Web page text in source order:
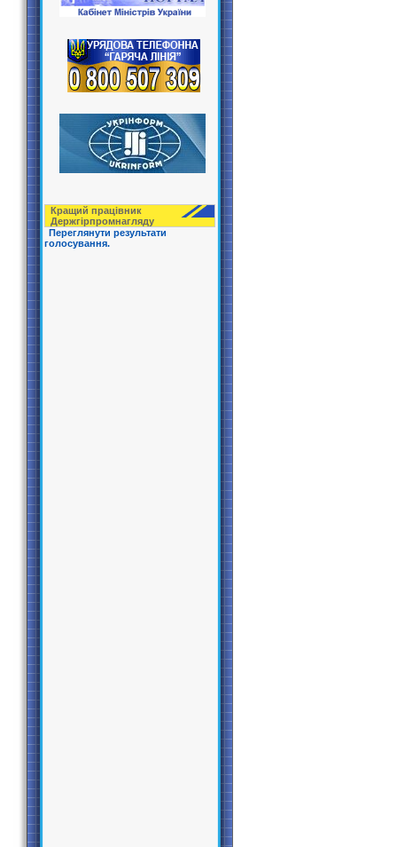
Кращий працівник
Держгірпрoмнагляду
Переглянути результати
голосування.